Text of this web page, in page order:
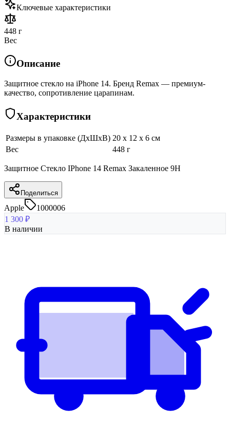
Ключевые характеристики
448 г
Вес
Описание
Защитное стекло на iPhone 14. Бренд Remax — премиум-
качество, сопротивление царапинам.
Характеристики
Размеры в упаковке (ДхШхВ) 20 x 12 x 6 см
Вес
448 г
Защитное Стекло IPhone 14 Remax Закаленное 9H
Поделиться
Apple
1000006
1 300 ₽
В наличии